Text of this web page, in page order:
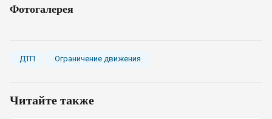
Фотогалерея
ДТП Ограничение движения
Читайте также